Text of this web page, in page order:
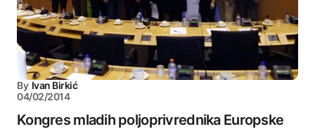
By Ivan Birkić
04/02/2014
Kongres mladih poljoprivrednika Europske